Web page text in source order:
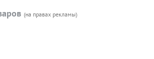
(на правах рекламы)